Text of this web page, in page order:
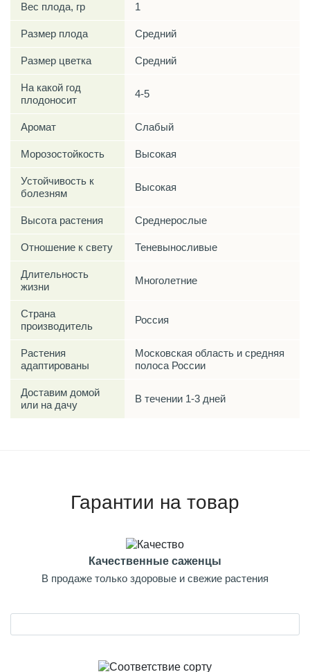
Вес плода, гр 1
Размер плода Средний
Размер цветка Средний
На какой год
плодоносит
4-5
Аромат Слабый
Морозостойкость Высокая
Устойчивость к
болезням
Высокая
Высота растения Среднерослые
Отношение к свету Теневыносливые
Длительность
жизни
Многолетние
Страна
производитель
Россия
Растения
адаптированы
Московская область и средняя
полоса России
Доставим домой
или на дачу
В течении 1-3 дней
Гарантии на товар
Качественные саженцы
В продаже только здоровые и свежие растения